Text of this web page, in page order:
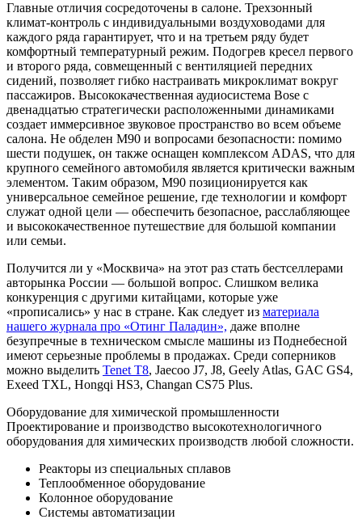
Главные отличия сосредоточены в салоне. Трехзонный
климат-контроль с индивидуальными воздуховодами для
каждого ряда гарантирует, что и на третьем ряду будет
комфортный температурный режим. Подогрев кресел первого
и второго ряда, совмещенный с вентиляцией передних
сидений, позволяет гибко настраивать микроклимат вокруг
пассажиров. Высококачественная аудиосистема Bose с
двенадцатью стратегически расположенными динамиками
создает иммерсивное звуковое пространство во всем объеме
салона. Не обделен M90 и вопросами безопасности: помимо
шести подушек, он также оснащен комплексом ADAS, что для
крупного семейного автомобиля является критически важным
элементом. Таким образом, M90 позиционируется как
универсальное семейное решение, где технологии и комфорт
служат одной цели — обеспечить безопасное, расслабляющее
и высококачественное путешествие для большой компании
или семьи.
Получится ли у «Москвича» на этот раз стать бестселлерами
авторынка России — большой вопрос. Слишком велика
конкуренция с другими китайцами, которые уже
«прописались» у нас в стране. Как следует из материала
нашего журнала про «Отинг Паладин», даже вполне
безупречные в техническом смысле машины из Поднебесной
имеют серьезные проблемы в продажах. Среди соперников
можно выделить Tenet T8, Jaecoo J7, J8, Geely Atlas, GAC GS4,
Exeed TXL, Hongqi HS3, Changan CS75 Plus.
Оборудование для химической промышленности
Проектирование и производство высокотехнологичного
оборудования для химических производств любой сложности.
Реакторы из специальных сплавов
Теплообменное оборудование
Колонное оборудование
Системы автоматизации